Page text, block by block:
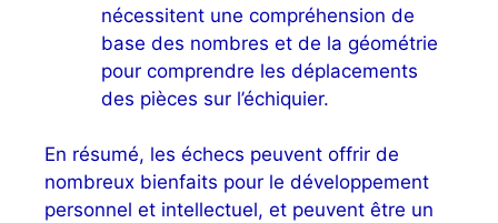
nécessitent une compréhension de
base des nombres et de la géométrie
pour comprendre les déplacements
des pièces sur l’échiquier.
En résumé, les échecs peuvent offrir de
nombreux bienfaits pour le développement
personnel et intellectuel, et peuvent être un